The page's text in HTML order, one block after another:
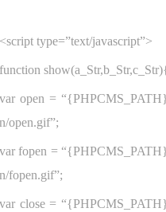
<script type=”text/javascript”>
function
var open =
n/open.gif”;
var fopen =
n/fopen.gif”;
var close =